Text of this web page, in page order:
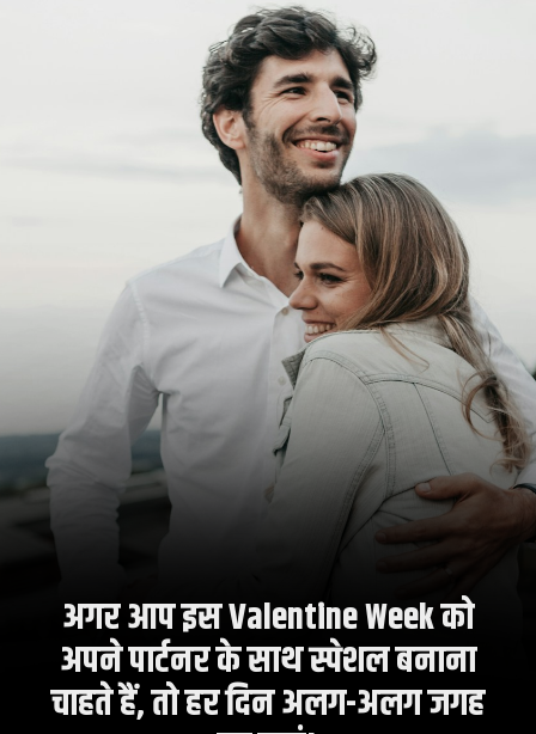
अगर आप इस Valentine Week को
अपने पार्टनर के साथ स्पेशल बनाना
चाहते हैं, तो हर दिन अलग-अलग जगह